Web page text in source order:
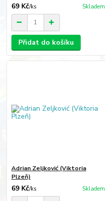
69 Kč/ks Skladem
Přidat do košíku
Adrian Zeljković (Viktoria
Plzeň)
69 Kč/ks Skladem